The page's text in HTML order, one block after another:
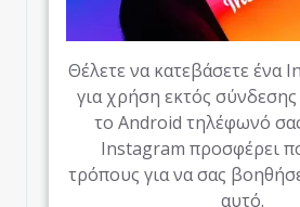
Θέλετε να κατεβάσετε ένα
για χρήση εκτός
το Android τηλέφωνό
Instagram προσφέρει
τρόπους για να σας
αυτό.